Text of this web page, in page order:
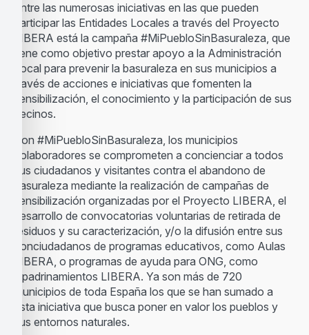
Entre las numerosas iniciativas en las que pueden
participar las Entidades Locales a través del Proyecto
LIBERA está la campaña #MiPuebloSinBasuraleza, que
tiene como objetivo prestar apoyo a la Administración
Local para prevenir la basuraleza en sus municipios a
través de acciones e iniciativas que fomenten la
sensibilización, el conocimiento y la participación de sus
vecinos.
Con #MiPuebloSinBasuraleza, los municipios
colaboradores se comprometen a concienciar a todos
sus ciudadanos y visitantes contra el abandono de
basuraleza mediante la realización de campañas de
sensibilización organizadas por el Proyecto LIBERA, el
desarrollo de convocatorias voluntarias de retirada de
residuos y su caracterización, y/o la difusión entre sus
conciudadanos de programas educativos, como Aulas
LIBERA, o programas de ayuda para ONG, como
Apadrinamientos LIBERA. Ya son más de 720
municipios de toda España los que se han sumado a
esta iniciativa que busca poner en valor los pueblos y
sus entornos naturales.